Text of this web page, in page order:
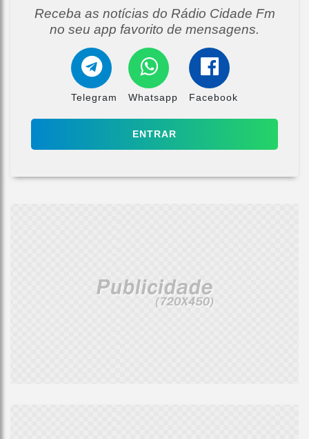
Receba as notícias do Rádio Cidade Fm
no seu app favorito de mensagens.
Telegram Whatsapp Facebook
ENTRAR